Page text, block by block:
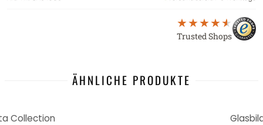
Trusted Shops
ÄHNLICHE PRODUKTE
Collection